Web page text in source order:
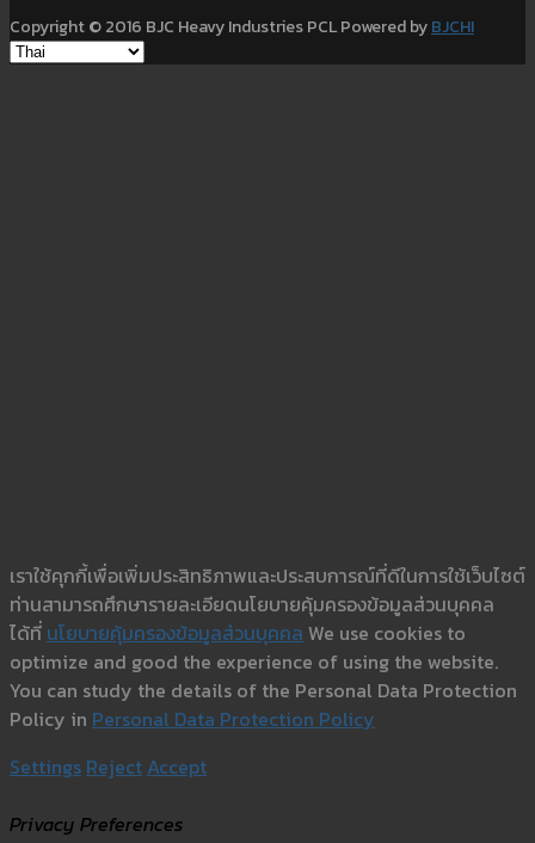
Copyright © 2016 BJC Heavy Industries PCL Powered byBJCHI
เราใช้คุกกี้เพื่อเพิ่มประสิทธิภาพและประสบการณ์ที่ดีในการใช้เว็บไซต์
ท่านสามารถศึกษารายละเอียดนโยบายคุ้มครองข้อมูลส่วนบุคคล
ได้ที่ นโยบายคุ้มครองข้อมูลส่วนบุคคล We use cookies to
optimize and good the experience of using the website.
You can study the details of the Personal Data Protection
Policy in Personal Data Protection Policy
Settings Reject Accept
Privacy Preferences